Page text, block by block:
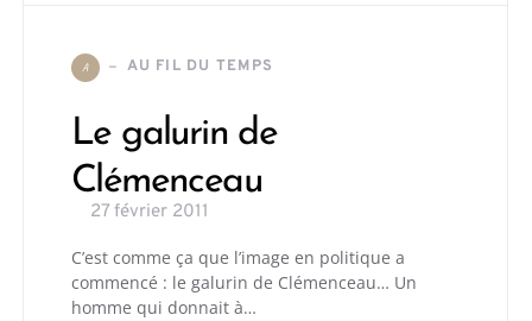
A AU FIL DU TEMPS
Le galurin de
Clémenceau
27 février 2011
C’est comme ça que l’image en politique a
commencé : le galurin de Clémenceau… Un
homme qui donnait à…